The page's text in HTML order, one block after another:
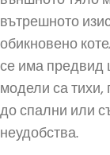
вътрешното
обикновено
се има предвид
модели са
до спални или
неудобства.